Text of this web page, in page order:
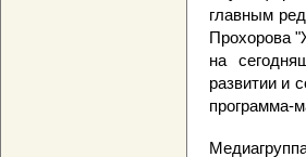
главным
Прохорова
на
развитии и
программа-